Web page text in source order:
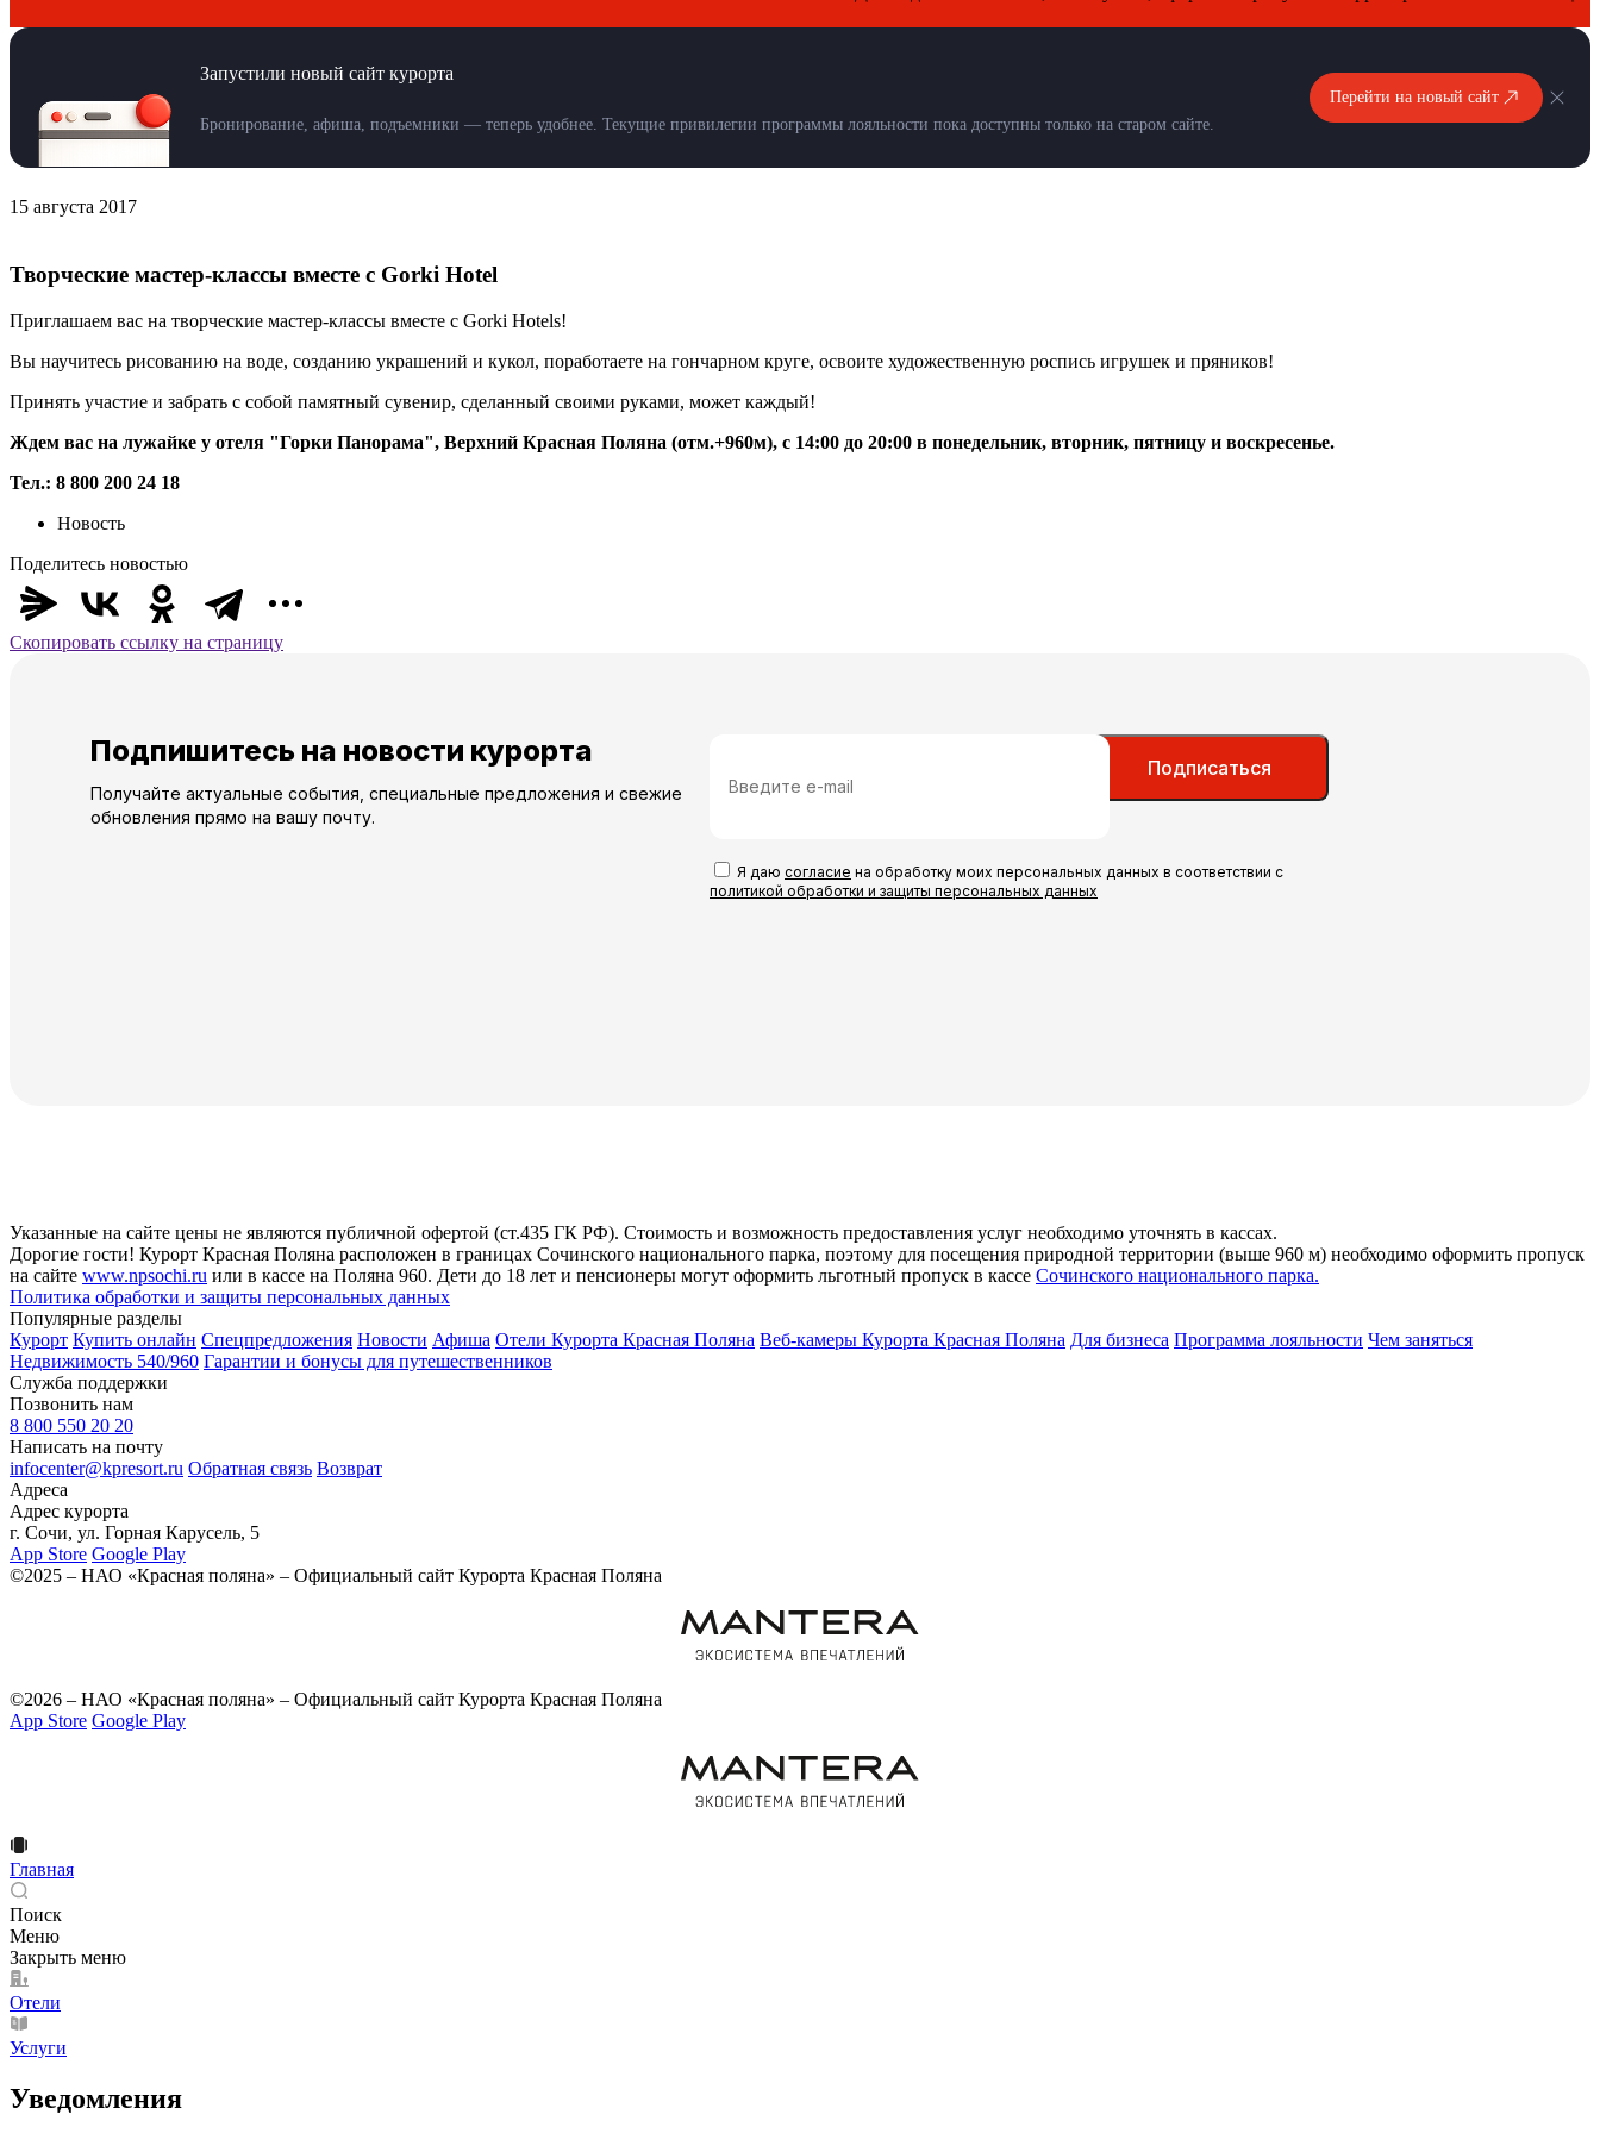
Запустили новый сайт курорта
Бронирование, афиша, подъемники — теперь удобнее. Текущие привилегии программы лояльности пока доступны только на старом сайте.
Перейти на новый сайт
15 августа 2017
Творческие мастер-классы вместе с Gorki Hotel
Приглашаем вас на творческие мастер-классы вместе с Gorki Hotels!
Вы научитесь рисованию на воде, созданию украшений и кукол, поработаете на гончарном круге, освоите художественную роспись игрушек и пряников!
Принять участие и забрать с собой памятный сувенир, сделанный своими руками, может каждый!
Ждем вас на лужайке у отеля "Горки Панорама", Верхний Красная Поляна (отм.+960м), с 14:00 до 20:00 в понедельник, вторник, пятницу и воскресенье.
Тел.: 8 800 200 24 18
Новость
Поделитесь новостью
Скопировать ссылку на страницу
Подпишитесь на новости курорта
Получайте актуальные события, специальные предложения и свежие
обновления прямо на вашу почту.
Подписаться
Я даю согласие на обработку моих персональных данных в соответствии с
политикой обработки и защиты персональных данных
Указанные на сайте цены не являются публичной офертой (ст.435 ГК РФ). Стоимость и возможность предоставления услуг необходимо уточнять в кассах.
Дорогие гости! Курорт Красная Поляна расположен в границах Сочинского национального парка, поэтому для посещения природной территории (выше 960 м) необходимо оформить пропуск
на сайте www.npsochi.ru или в кассе на Поляна 960. Дети до 18 лет и пенсионеры могут оформить льготный пропуск в кассе Сочинского национального парка.
Политика обработки и защиты персональных данных
Популярные разделы
Курорт Купить онлайн Спецпредложения Новости Афиша Отели Курорта Красная Поляна Веб-камеры Курорта Красная Поляна Для бизнеса Программа лояльности Чем заняться
Недвижимость 540/960 Гарантии и бонусы для путешественников
Служба поддержки
Позвонить нам
8 800 550 20 20
Написать на почту
infocenter@kpresort.ru Обратная связь Возврат
Адреса
Адрес курорта
г. Сочи, ул. Горная Карусель, 5
App Store Google Play
©2025 – НАО «Красная поляна» – Официальный сайт Курорта Красная Поляна
©2026 – НАО «Красная поляна» – Официальный сайт Курорта Красная Поляна
App Store Google Play
Главная
Поиск
Меню
Закрыть меню
Отели
Услуги
Уведомления